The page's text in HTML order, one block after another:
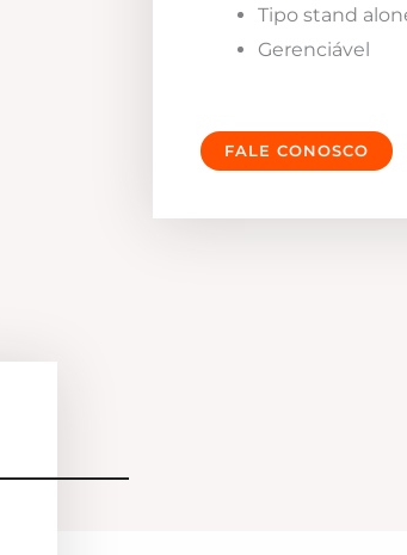
Tipo stand
Gerenciável
FALE CONOSCO